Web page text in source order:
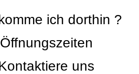
ich dorthin ?
Öffnungszeiten
uns